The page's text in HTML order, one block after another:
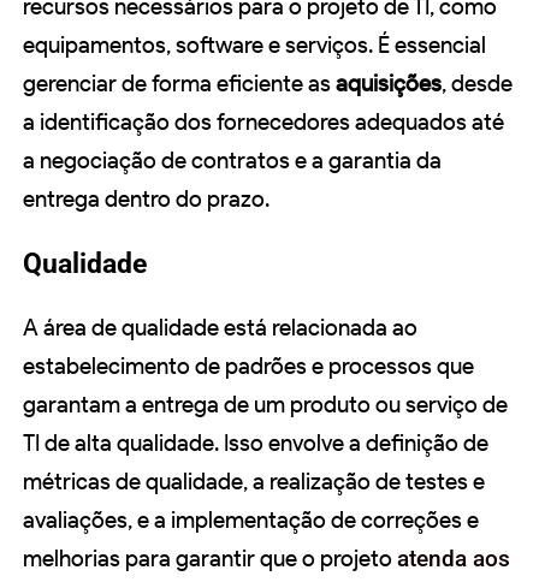
recursos necessários para o projeto de TI, como
equipamentos, software e serviços. É essencial
gerenciar de forma eficiente asaquisições, desde
a identificação dos fornecedores adequados até
a negociação de contratos e a garantia da
entrega dentro do prazo.
Qualidade
A área de qualidade está relacionada ao
estabelecimento de padrões e processos que
garantam a entrega de um produto ou serviço de
TI de alta qualidade. Isso envolve a definição de
métricas de qualidade, a realização de testes e
avaliações, e a implementação de correções e
melhorias para garantir que o projeto atenda aos